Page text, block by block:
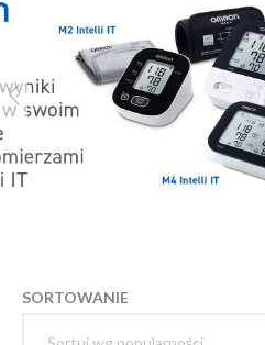
SORTOWANIE